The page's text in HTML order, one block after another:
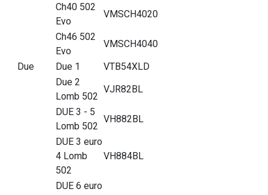
Ch40 502
Evo
VMSCH4020
Ch46 502
Evo
VMSCH4040
Due
Due 1
VTB54XLD
Due 2
Lomb 502
VJR82BL
DUE 3 - 5
Lomb 502
VH882BL
DUE 3 euro
4 Lomb
502
VH884BL
DUE 6 euro